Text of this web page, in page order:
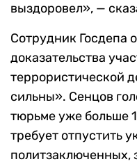
выздоровел», —
Сотрудник Госдепа
доказательства
террористической
сильны». Сенцов
тюрьме уже больше
требует отпустить
политзаключенных,